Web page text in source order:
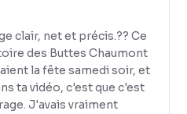
clair, net et précis.?? Ce
des Buttes Chaumont
la fête samedi soir, et
ta vidéo, c'est que c'est
J'avais vraiment